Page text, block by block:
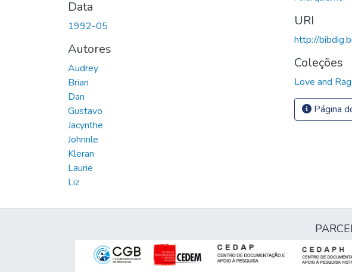
Data
1992-05
Autores
Audrey
Brian
Dan
Gustavo
Jacynthe
Johnnle
Kleran
Laurie
Liz
URI
http://
Coleções
Love and
Página